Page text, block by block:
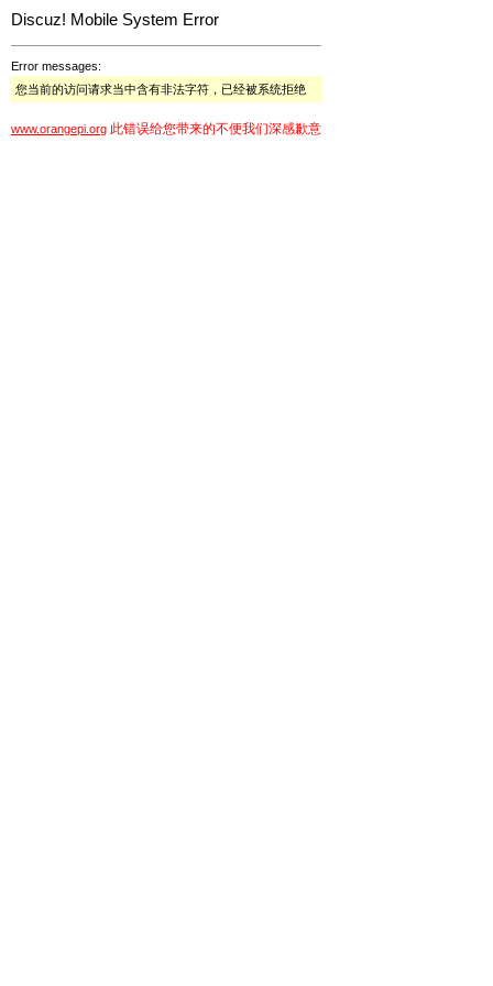
Discuz! Mobile System Error
Error messages:
您当前的访问请求当中含有非法字符，已经被系统拒绝
www.orangepi.org 此错误给您带来的不便我们深感歉意